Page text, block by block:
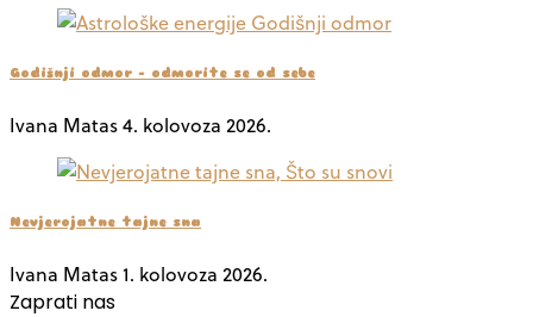
Godišnji odmor – odmorite se od sebe
Ivana Matas4. kolovoza 2026.
Nevjerojatne tajne sna
Ivana Matas1. kolovoza 2026.
Zaprati nas